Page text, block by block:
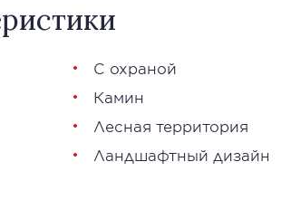
С охраной
Камин
Лесная территория
Ландшафтный дизайн